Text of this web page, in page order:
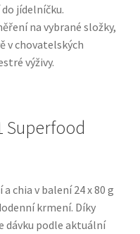
jídelníčku.
na vybrané složky,
v chovatelských
výživy.
Superfood
chia v balení 24 x 80 g
krmení. Díky
dávku podle aktuální